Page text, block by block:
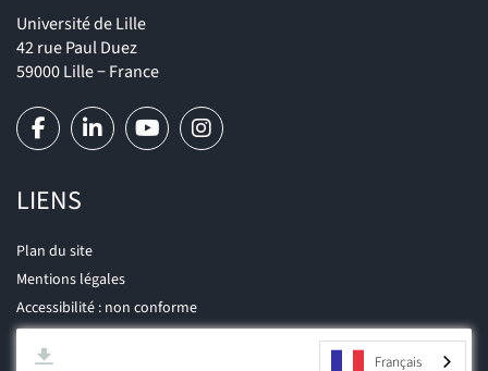
Université de Lille
42 rue Paul Duez
59000 Lille − France
LIENS
Plan du site
Mentions légales
Accessibilité : non conforme
Français